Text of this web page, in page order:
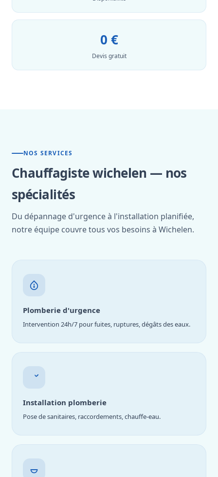
0 €
Devis gratuit
NOS SERVICES
Chauffagiste wichelen — nos
spécialités
Du dépannage d'urgence à l'installation planifiée,
notre équipe couvre tous vos besoins à Wichelen.
Plomberie d'urgence
Intervention 24h/7 pour fuites, ruptures, dégâts des eaux.
Installation plomberie
Pose de sanitaires, raccordements, chauffe-eau.